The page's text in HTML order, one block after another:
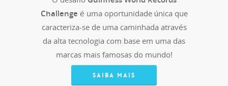
Challenge é uma oportunidade única que
caracteriza-se de uma caminhada através
da alta tecnologia com base em uma das
marcas mais famosas do mundo!
SAIBA MAIS